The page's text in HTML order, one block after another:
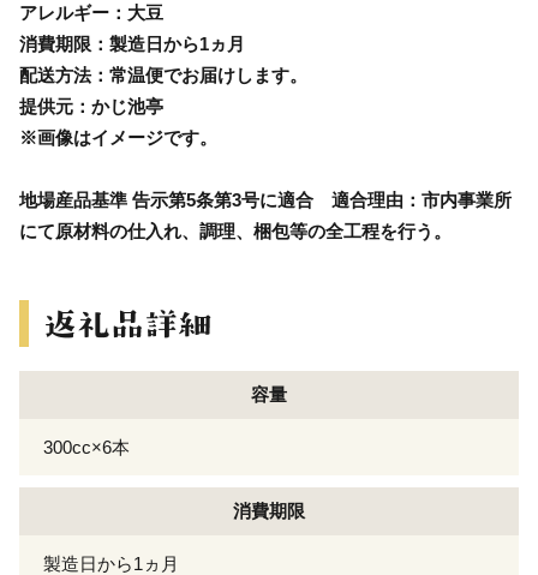
アレルギー：大豆
消費期限：製造日から1ヵ月
配送方法：常温便でお届けします。
提供元：かじ池亭
※画像はイメージです。
地場産品基準 告示第5条第3号に適合 適合理由：市内事業所
にて原材料の仕入れ、調理、梱包等の全工程を行う。
容量
300cc×6本
消費期限
製造日から1ヵ月